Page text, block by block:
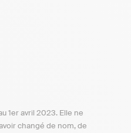
1er avril 2023. Elle ne
changé de nom, de